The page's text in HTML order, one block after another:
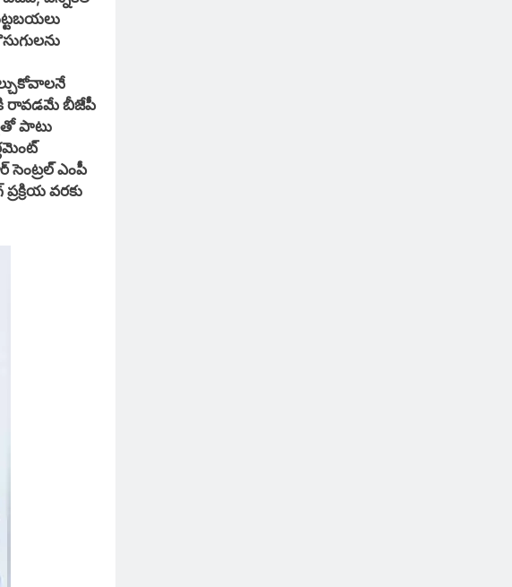
రావడమే బీజేపీ
పాటు
సెంట్రల్ ఎంపీ
వరకు